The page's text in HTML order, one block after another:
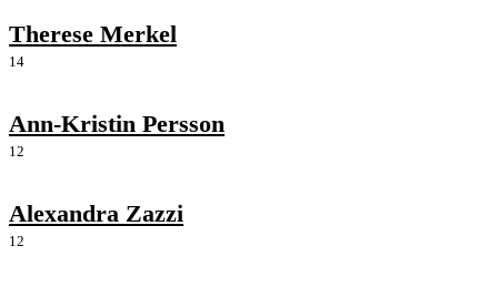
Therese Merkel
14
Ann-Kristin Persson
12
Alexandra Zazzi
12